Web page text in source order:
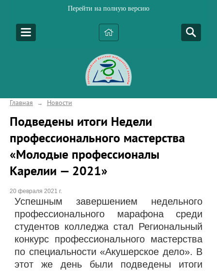
Перейти на полную версию
Главная → Новости
Подведены итоги Недели
профессионального мастерства
«Молодые профессионалы
Карелии — 2021»
20 февраля 2021 г.
Успешным завершением недельного
профессионального марафона среди
студентов колледжа стал Региональный
конкурс профессионального мастерства
по специальности «Акушерское дело». В
этот же день были подведены итоги